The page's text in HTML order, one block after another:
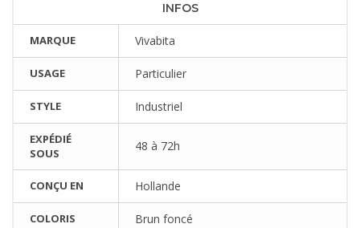
INFOS
MARQUE Vivabita
USAGE Particulier
STYLE Industriel
EXPÉDIÉ
SOUS
48 à 72h
CONÇU EN Hollande
COLORIS Brun foncé